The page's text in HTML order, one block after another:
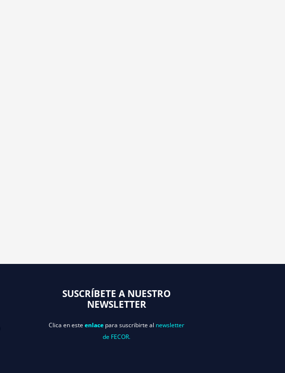
SUSCRÍBETE A NUESTRO
NEWSLETTER
Clica en este enlace para suscribirte al newsletter
de FECOR.